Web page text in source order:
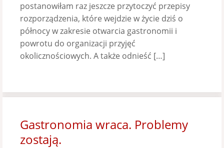
postanowiłam raz jeszcze przytoczyć przepisy
rozporządzenia, które wejdzie w życie dziś o
północy w zakresie otwarcia gastronomii i
powrotu do organizacji przyjęć
okolicznościowych. A także odnieść […]
Gastronomia wraca. Problemy
zostają.